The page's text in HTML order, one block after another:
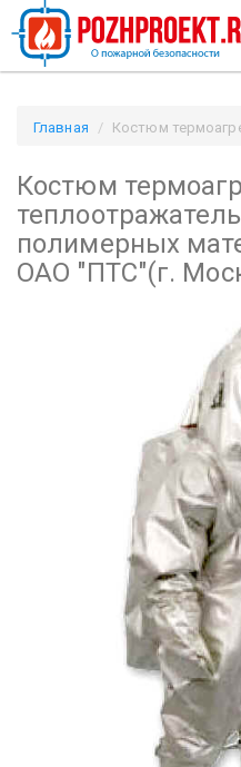
Главная
Костюм
ОАО "ПТС"(г. Москва) /
Костюм
полимерных
ОАО "ПТС"(г.